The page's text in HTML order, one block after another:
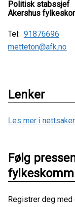
Politisk stabssjef
Akershus
Tel: 91876696
metteton@afk.no
Lenker
Les mer i
Følg
Registrer deg